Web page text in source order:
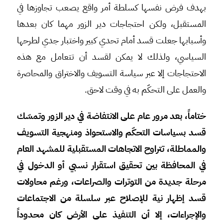
بهدف فرض نفسها كسلطة أمر واقع يصعب تجاوزها في
المستقبل، ولكن احتجاجات دير الزور مهما كان بعدها
وأسبابها جعلت قسد أمام تحدي كبير واختبار جدي لطرحها
السياسي، ولذلك لا يمكن لقسد أن تتعامل مع هذه
الاحتجاجات إلا عبر سياسة التسويف والاختراق والمحاصرة
والعمل على التحكّم به في وقت لاحق.
ختاماً، بعد مرور عام على الانتفاضة في دير الزور وتمسّك
قسد بسياسات التحكّم والاستحواذ ومنهجية التسويف
والمماطلة، تتراوح الاتجاهات المستقبلية للمشهد العام
في المحافظة بين تحقيق استقرار نسبي أو الدخول في
مرحلة جديدة من التوترات والصراعات، ورغم محاولات
قسد إظهار نية للإصلاح عبر سلسلة من الاجتماعات
والإجراءات، إلا أن التنفيذ على الأرض كان محدوداً